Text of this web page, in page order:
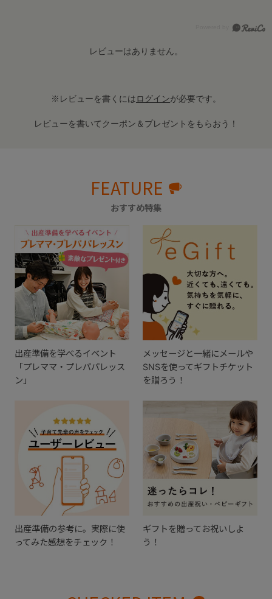
レビューはありません。
※レビューを書くにはログインが必要です。
レビューを書いてクーポン＆プレゼントをもらおう！
FEATURE
おすすめ特集
出産準備を学べるイベント
「プレママ・プレパパレッス
ン」
メッセージと一緒にメールや
SNSを使ってギフトチケット
を贈ろう！
出産準備の参考に。実際に使
ってみた感想をチェック！
ギフトを贈ってお祝いしよ
う！